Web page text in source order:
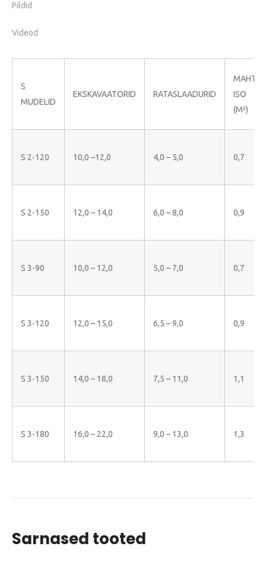
Pildid
Videod
S
MUDELID
EKSKAVAATORID RATASLAADURID
MAHT
ISO
(M³)
S 2-120 10,0 –12,0 4,0 – 5,0 0,7
S 2-150 12,0 – 14,0 6,0 – 8,0 0,9
S 3-90 10,0 – 12,0 5,0 – 7,0 0,7
S 3-120 12,0 – 15,0 6,5 – 9,0 0,9
S 3-150 14,0 – 18,0 7,5 – 11,0 1,1
S 3-180 16,0 – 22,0 9,0 – 13,0 1,3
Sarnased tooted